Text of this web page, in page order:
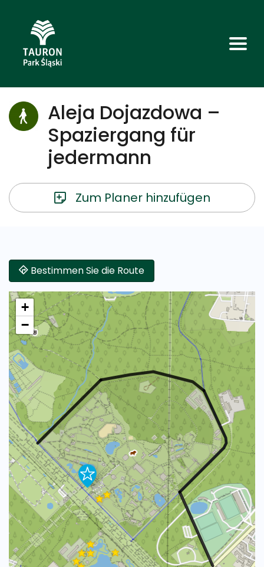
Aleja Dojazdowa –
Spaziergang für
jedermann
Zum Planer hinzufügen
Bestimmen Sie die Route
+
−